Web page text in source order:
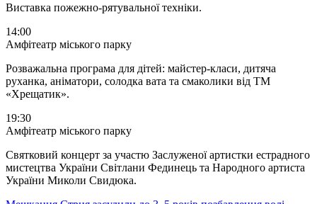
Виставка пожежно-рятувальної техніки.
14:00
Амфітеатр міського парку
Розважальна програма для дітей: майстер-класи, дитяча
руханка, аніматори, солодка вата та смаколики від ТМ
«Хрещатик».
19:30
Амфітеатр міського парку
Святковий концерт за участю Заслуженої артистки естрадного
мистецтва України Світлани Фединець та Народного артиста
України Миколи Свидюка.